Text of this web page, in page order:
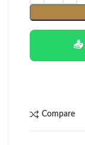
Compare